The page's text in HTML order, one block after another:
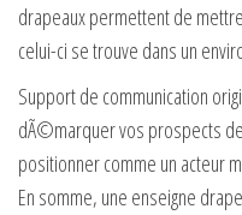
drapeaux permettent de
celui-ci se trouve dans un
Support de communication
dÃ©marquer vos prospects
positionner comme un acteur
En somme, une enseigne